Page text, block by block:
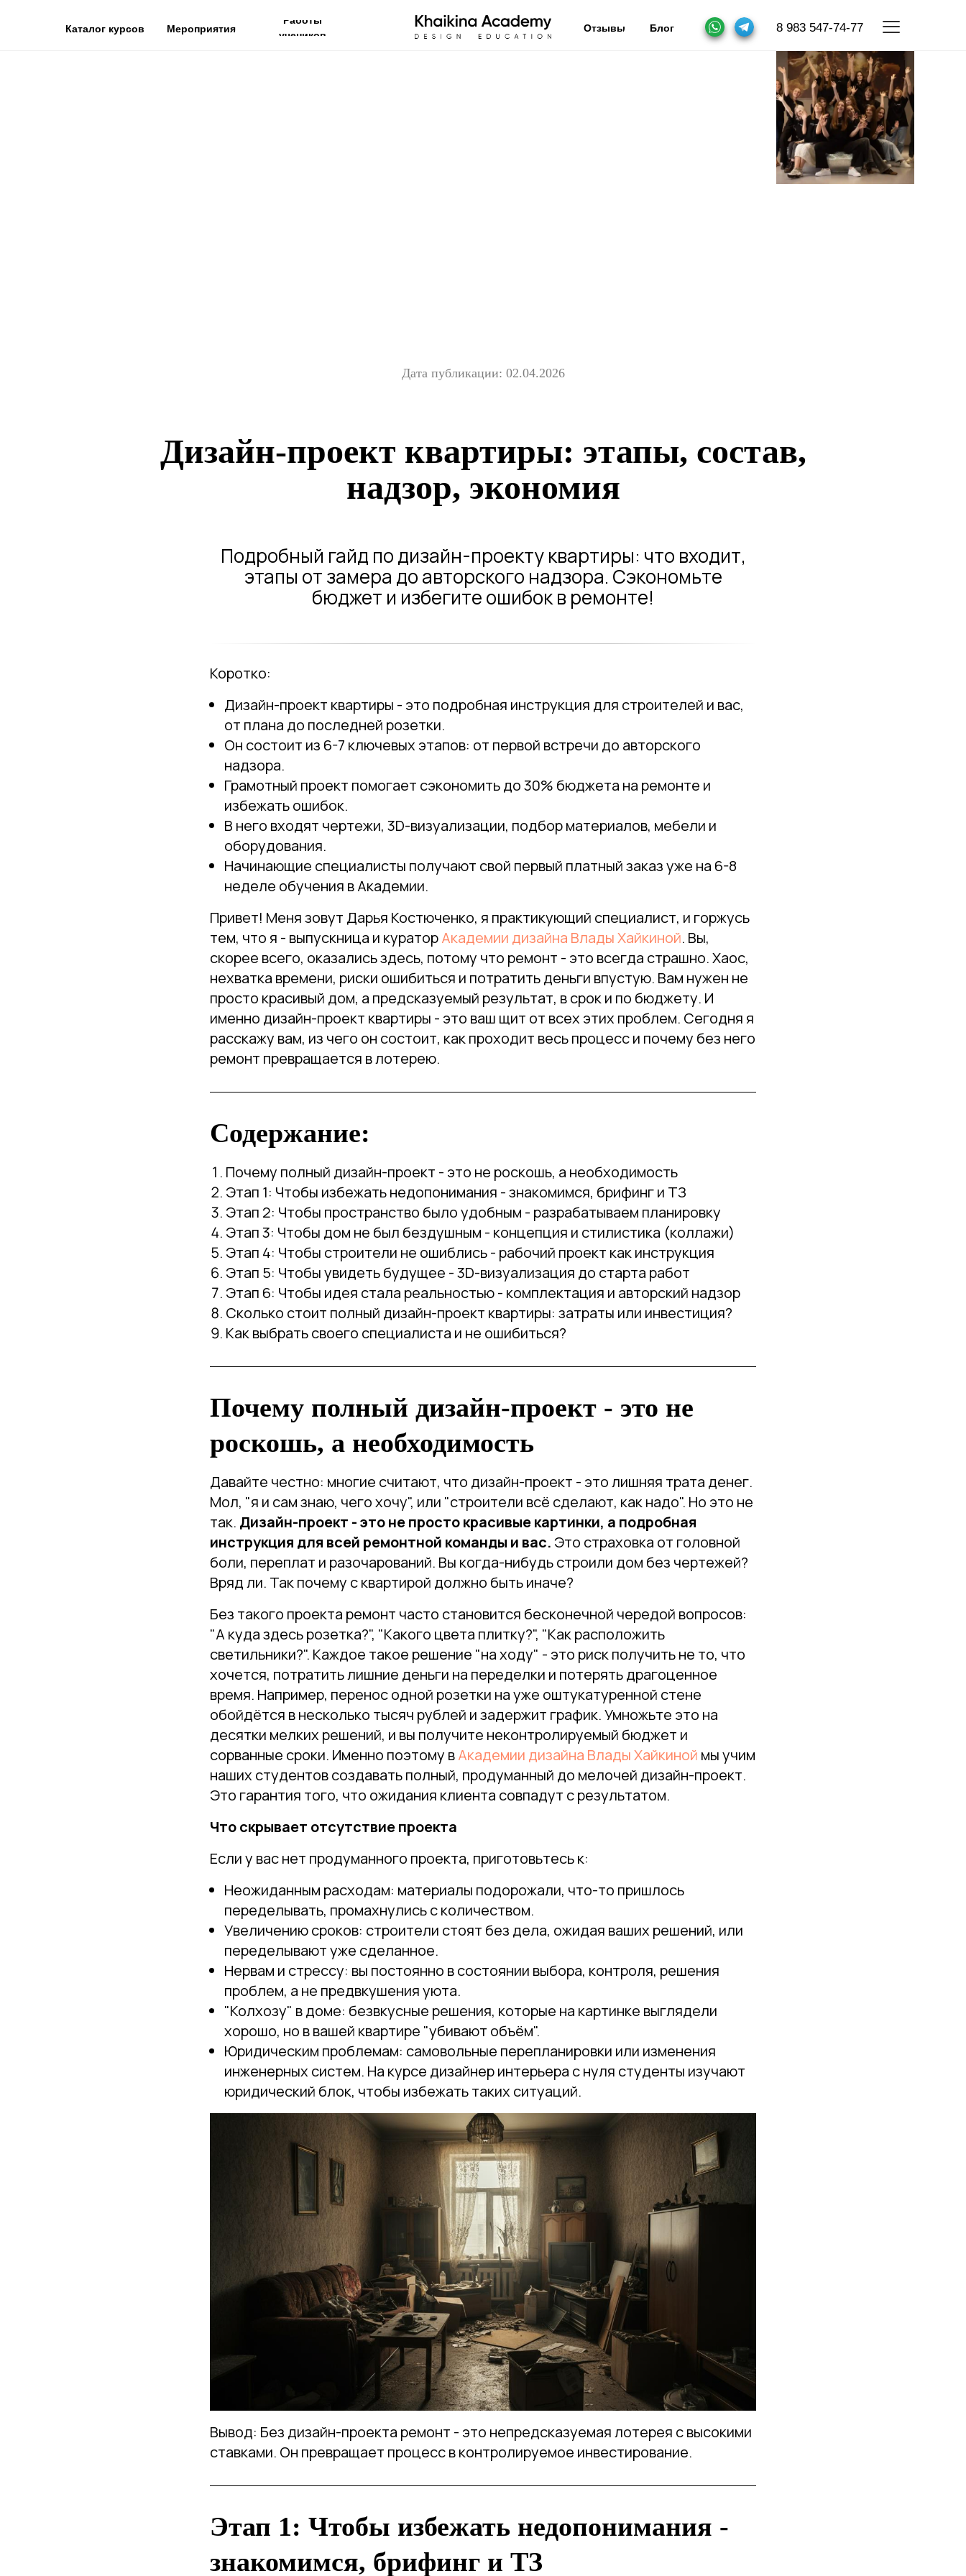
Каталог курсов Мероприятия
Работы
учеников
Отзывы Блог 8 983 547-74-77
Дата публикации: 02.04.2026
Дизайн-проект квартиры: этапы, состав,
надзор, экономия
Подробный гайд по дизайн-проекту квартиры: что входит,
этапы от замера до авторского надзора. Сэкономьте
бюджет и избегите ошибок в ремонте!
Коротко:
Дизайн-проект квартиры - это подробная инструкция для строителей и вас,
от плана до последней розетки.
Он состоит из 6-7 ключевых этапов: от первой встречи до авторского
надзора.
Грамотный проект помогает сэкономить до 30% бюджета на ремонте и
избежать ошибок.
В него входят чертежи, 3D-визуализации, подбор материалов, мебели и
оборудования.
Начинающие специалисты получают свой первый платный заказ уже на 6-8
неделе обучения в Академии.
Привет! Меня зовут Дарья Костюченко, я практикующий специалист, и горжусь
тем, что я - выпускница и кураторАкадемии дизайна Влады Хайкиной. Вы,
скорее всего, оказались здесь, потому что ремонт - это всегда страшно. Хаос,
нехватка времени, риски ошибиться и потратить деньги впустую. Вам нужен не
просто красивый дом, а предсказуемый результат, в срок и по бюджету. И
именно дизайн-проект квартиры - это ваш щит от всех этих проблем. Сегодня я
расскажу вам, из чего он состоит, как проходит весь процесс и почему без него
ремонт превращается в лотерею.
Содержание:
Почему полный дизайн-проект - это не роскошь, а необходимость
Этап 1: Чтобы избежать недопонимания - знакомимся, брифинг и ТЗ
Этап 2: Чтобы пространство было удобным - разрабатываем планировку
Этап 3: Чтобы дом не был бездушным - концепция и стилистика (коллажи)
Этап 4: Чтобы строители не ошиблись - рабочий проект как инструкция
Этап 5: Чтобы увидеть будущее - 3D-визуализация до старта работ
Этап 6: Чтобы идея стала реальностью - комплектация и авторский надзор
Сколько стоит полный дизайн-проект квартиры: затраты или инвестиция?
Как выбрать своего специалиста и не ошибиться?
Почему полный дизайн-проект - это не
роскошь, а необходимость
Давайте честно: многие считают, что дизайн-проект - это лишняя трата денег.
Мол, "я и сам знаю, чего хочу", или "строители всё сделают, как надо". Но это не
так. Дизайн-проект - это не просто красивые картинки, а подробная
инструкция для всей ремонтной команды и вас. Это страховка от головной
боли, переплат и разочарований. Вы когда-нибудь строили дом без чертежей?
Вряд ли. Так почему с квартирой должно быть иначе?
Без такого проекта ремонт часто становится бесконечной чередой вопросов:
"А куда здесь розетка?", "Какого цвета плитку?", "Как расположить
светильники?". Каждое такое решение "на ходу" - это риск получить не то, что
хочется, потратить лишние деньги на переделки и потерять драгоценное
время. Например, перенос одной розетки на уже оштукатуренной стене
обойдётся в несколько тысяч рублей и задержит график. Умножьте это на
десятки мелких решений, и вы получите неконтролируемый бюджет и
сорванные сроки. Именно поэтому вАкадемии дизайна Влады Хайкиной мы учим
наших студентов создавать полный, продуманный до мелочей дизайн-проект.
Это гарантия того, что ожидания клиента совпадут с результатом.
Что скрывает отсутствие проекта
Если у вас нет продуманного проекта, приготовьтесь к:
Неожиданным расходам: материалы подорожали, что-то пришлось
переделывать, промахнулись с количеством.
Увеличению сроков: строители стоят без дела, ожидая ваших решений, или
переделывают уже сделанное.
Нервам и стрессу: вы постоянно в состоянии выбора, контроля, решения
проблем, а не предвкушения уюта.
"Колхозу" в доме: безвкусные решения, которые на картинке выглядели
хорошо, но в вашей квартире "убивают объём".
Юридическим проблемам: самовольные перепланировки или изменения
инженерных систем. На курсе дизайнер интерьера с нуля студенты изучают
юридический блок, чтобы избежать таких ситуаций.
Вывод: Без дизайн-проекта ремонт - это непредсказуемая лотерея с высокими
ставками. Он превращает процесс в контролируемое инвестирование.
Этап 1: Чтобы избежать недопонимания -
знакомимся, брифинг и ТЗ